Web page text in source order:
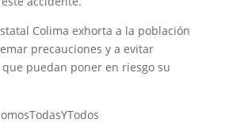
Colima exhorta a la población
precauciones y a evitar
puedan poner en riesgo su